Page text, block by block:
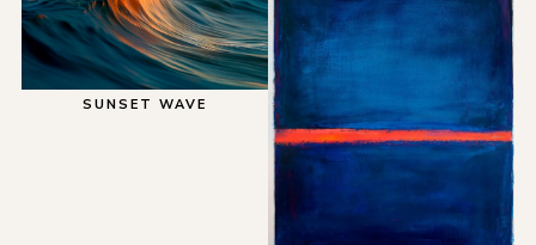
SUNSET WAVE